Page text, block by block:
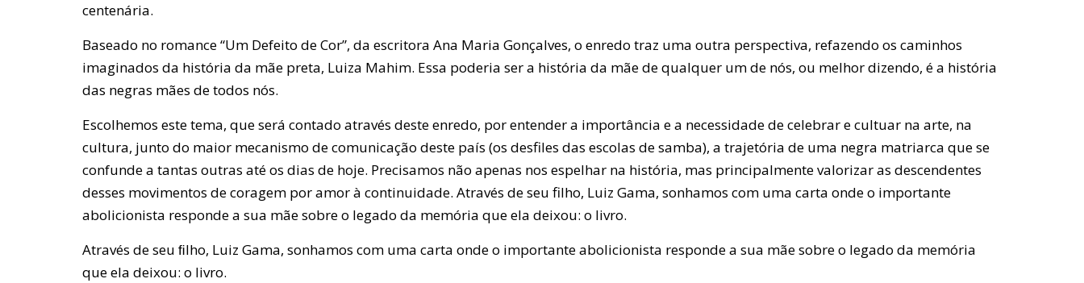
centenária.
Baseado no romance “Um Defeito de Cor”, da escritora Ana Maria Gonçalves, o enredo traz uma outra perspectiva, refazendo os caminhos
imaginados da história da mãe preta, Luiza Mahim. Essa poderia ser a história da mãe de qualquer um de nós, ou melhor dizendo, é a história
das negras mães de todos nós.
Escolhemos este tema, que será contado através deste enredo, por entender a importância e a necessidade de celebrar e cultuar na arte, na
cultura, junto do maior mecanismo de comunicação deste país (os desfiles das escolas de samba), a trajetória de uma negra matriarca que se
confunde a tantas outras até os dias de hoje. Precisamos não apenas nos espelhar na história, mas principalmente valorizar as descendentes
desses movimentos de coragem por amor à continuidade. Através de seu filho, Luiz Gama, sonhamos com uma carta onde o importante
abolicionista responde a sua mãe sobre o legado da memória que ela deixou: o livro.
Através de seu ﬁlho, Luiz Gama, sonhamos com uma carta onde o importante abolicionista responde a sua mãe sobre o legado da memória
que ela deixou: o livro.